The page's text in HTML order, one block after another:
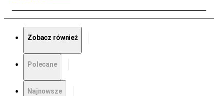
Zobacz również
Polecane
Najnowsze